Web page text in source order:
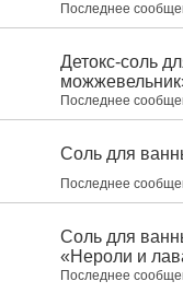
Последнее
Детокс-соль
Последнее
Соль для
Последнее
Соль для
«Нероли и
Последнее